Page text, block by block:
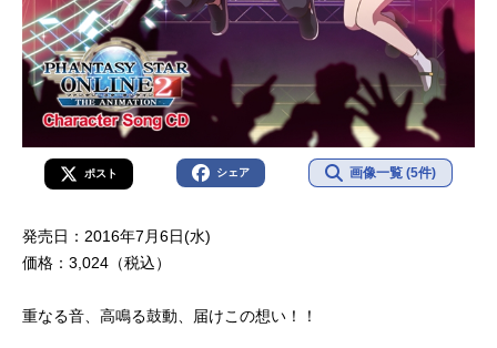
ポスト シェア 画像一覧 (5件)
発売日：2016年7月6日(水)
価格：3,024（税込）
重なる音、高鳴る鼓動、届けこの想い！！